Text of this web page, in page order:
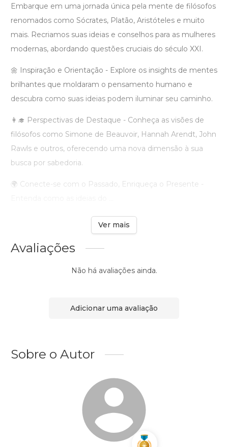
Embarque em uma jornada única pela mente de filósofos
renomados como Sócrates, Platão, Aristóteles e muito
mais. Recriamos suas ideias e conselhos para as mulheres
modernas, abordando questões cruciais do século XXI.
🌼 Inspiração e Orientação - Explore os insights de mentes
brilhantes que moldaram o pensamento humano e
descubra como suas ideias podem iluminar seu caminho.
👩‍🎓 Perspectivas de Destaque - Conheça as visões de
filósofos como Simone de Beauvoir, Hannah Arendt, John
Rawls e outros, oferecendo uma nova dimensão à sua
busca por sabedoria.
🌍 Conecte-se com o Passado, Enriqueça o Presente -
Ver mais
Avaliações
Não há avaliações ainda.
Adicionar uma avaliação
Sobre o Autor